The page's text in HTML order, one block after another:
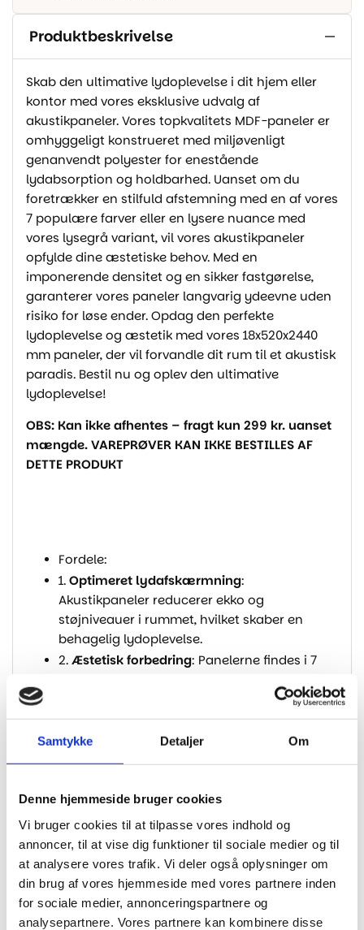
Samtykke Detaljer Om
Denne hjemmeside bruger cookies
Vi bruger cookies til at tilpasse vores indhold og
annoncer, til at vise dig funktioner til sociale medier og til
at analysere vores trafik. Vi deler også oplysninger om
din brug af vores hjemmeside med vores partnere inden
for sociale medier, annonceringspartnere og
analysepartnere. Vores partnere kan kombinere disse
Produktbeskrivelse
Skab den ultimative lydoplevelse i dit hjem eller
kontor med vores eksklusive udvalg af
akustikpaneler. Vores topkvalitets MDF-paneler er
omhyggeligt konstrueret med miljøvenligt
genanvendt polyester for enestående
lydabsorption og holdbarhed. Uanset om du
foretrækker en stilfuld afstemning med en af vores
7 populære farver eller en lysere nuance med
vores lysegrå variant, vil vores akustikpaneler
opfylde dine æstetiske behov. Med en
imponerende densitet og en sikker fastgørelse,
garanterer vores paneler langvarig ydeevne uden
risiko for løse ender. Opdag den perfekte
lydoplevelse og æstetik med vores 18x520x2440
mm paneler, der vil forvandle dit rum til et akustisk
paradis. Bestil nu og oplev den ultimative
lydoplevelse!
OBS: Kan ikke afhentes – fragt kun 299 kr. uanset
mængde. VAREPRØVER KAN IKKE BESTILLES AF
DETTE PRODUKT
Fordele:
1. Optimeret lydafskærmning:
Akustikpaneler reducerer ekko og
støjniveauer i rummet, hvilket skaber en
behagelig lydoplevelse.
2. Æstetisk forbedring: Panelerne findes i 7
tilpasses enhver indretning for et stilfuldt
udseende.
3.Holdbarhed
: Materialer af høj kvalitet som
MDF-beklædning og genanvendt polyester
modstandsdygtighed.
4. Miljøvenlige : Ved at bruge genanvendte
materialer bidrager akustikpaneler til
bæredygtighed og miljøhensyn – og er
samtidig FSC Certificeret.
5.Nem installation: Panelerne er nemme at
montere og kan tilpasses rummets specifikke